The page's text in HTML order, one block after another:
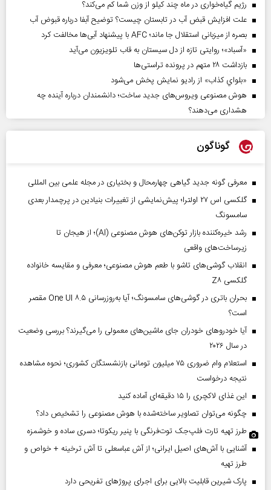
رژیم گیاه‌خواری در ماه چند کیلو از وزن شما کم می‌کند؟
علت افزایش قبض آب در تابستان چیست؟ توضیح آبفا درباره قبوض آب
بصره از میزبانی استقلال جا ماند؛ AFC با پیشنهاد آبی‌ها مخالفت کرد
«آسباد»؛ روایتی تازه از دل سیستان به قاب تلویزیون می‌آید
بازداشت ۲۸ متهم در پرونده تراستی‌ها
«بلواي کذاب» از رادیو نمایش پخش می‌شود
هوش مصنوعی ویروس‌های جدید ساخت؛ دانشمندان درباره آینده چه
هشداری می‌دهند؟
گوناگون
معرفی گونه جدید گیاهی چهارمحال و بختیاری در مجله علمی بین المللی
گلکسی اس ۲۷ اولترا؛ پیش‌نمایشی از تغییرات بنیادین در پرچمدار بعدی
سامسونگ
رشد خیره‌کننده بازار توکن‌های هوش مصنوعی (AI)؛ از هیجان تا
زیرساخت‌های واقعی
انقلاب گوشی‌های تاشو‌ با طعم هوش مصنوعی؛ معرفی و مقایسه خانواده
گلکسی Z۸
بحران باتری در گوشی‌های سامسونگ؛ آیا به‌روزرسانی One UI ۸.۵ مقصر
است؟
آیا خودروهای خودران جای ماشین‌های معمولی را می‌گیرند؟ بررسی وضعیت
در سال ۲۰۲۶
استعلام وام ضروری ۷۵ میلیون تومانی بازنشستگان کشوری؛ نحوه مشاهده
نتیجه درخواست
این غذای لاکچری را ۱۵ دقیقه‌ای آماده کنید
چگونه می‌توان تصاویر ساخته‌شده با هوش مصنوعی را تشخیص داد؟
طرز تهیه تارت فلپ‌جک توت‌فرنگی با پنیر ریکوتا؛ دسری ساده و خوشمزه
آشنایی با آش‌های اصیل ایرانی؛ از آش عباسعلی تا آش ترخینه + خواص و
طرز تهیه
پارک شیرین قابلیت‌ بالایی برای اجرای پروژهای تفریحی دارد